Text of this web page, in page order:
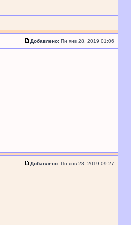
Добавлено: Пн янв 28, 2019 01:06
Добавлено: Пн янв 28, 2019 09:27